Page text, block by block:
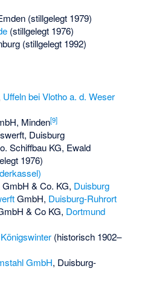
(stillgelegt 1979)
(stillgelegt 1976)
(stillgelegt 1992)
Uffeln bei Vlotho a. d. Weser
Minden[9]
, Duisburg
Schiffbau KG, Ewald
1976)
GmbH & Co. KG, Duisburg
GmbH, Duisburg-Ruhrort
& Co KG, Dortmund
Königswinter(historisch 1902–
GmbH, Duisburg-